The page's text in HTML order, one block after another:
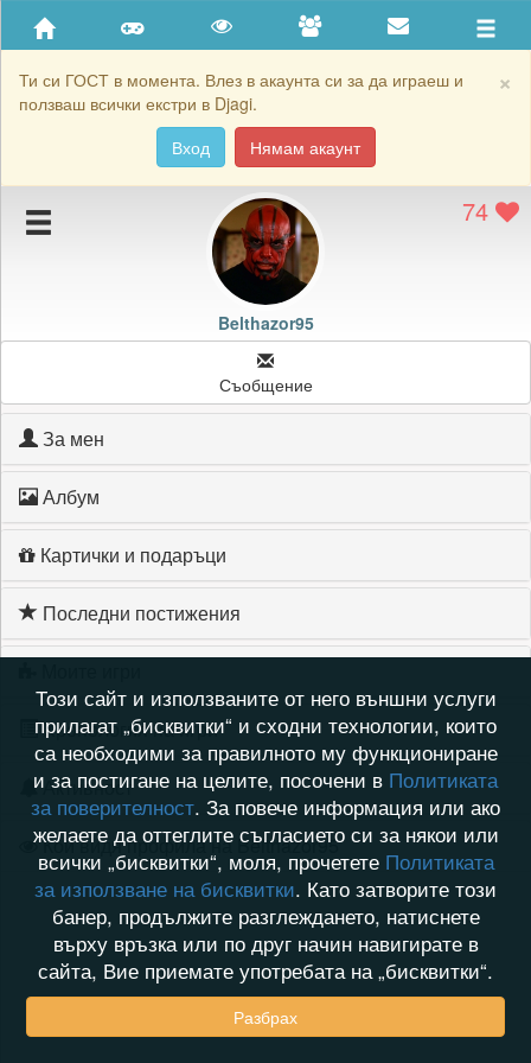
×
Ти си ГОСТ в момента. Влез в акаунта си за да играеш и
ползваш всички екстри в Djagi.
Вход
Нямам акаунт
Приятели
Хронология на игри
Подаръците на Belthazor95
Картичките на Belthazor95
Блокирай Belthazor95
74
Belthazor95
Съобщение
За мен
Албум
Картички и подаръци
Последни постижения
Хронология на игри
Активност
Кой видя профила на Belthazor95
Този сайт и използваните от него външни услуги
прилагат „бисквитки“ и сходни технологии, които
са необходими за правилното му функциониране
и за постигане на целите, посочени в Политиката
за поверителност. За повече информация или ако
желаете да оттеглите съгласието си за някои или
всички „бисквитки“, моля, прочетете Политиката
за използване на бисквитки. Като затворите този
банер, продължите разглеждането, натиснете
върху връзка или по друг начин навигирате в
сайта, Вие приемате употребата на „бисквитки“.
Разбрах